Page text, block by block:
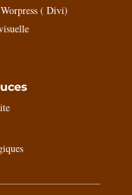
( Divi)